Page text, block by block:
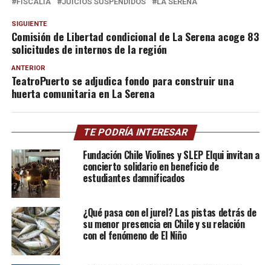
SIGUIENTE
Comisión de Libertad condicional de La Serena acoge 83
solicitudes de internos de la región
ANTERIOR
TeatroPuerto se adjudica fondo para construir una
huerta comunitaria en La Serena
TE PODRÍA INTERESAR
Fundación Chile Violines y SLEP Elqui invitan a
concierto solidario en beneficio de
estudiantes damnificados
¿Qué pasa con el jurel? Las pistas detrás de
su menor presencia en Chile y su relación
con el fenómeno de El Niño